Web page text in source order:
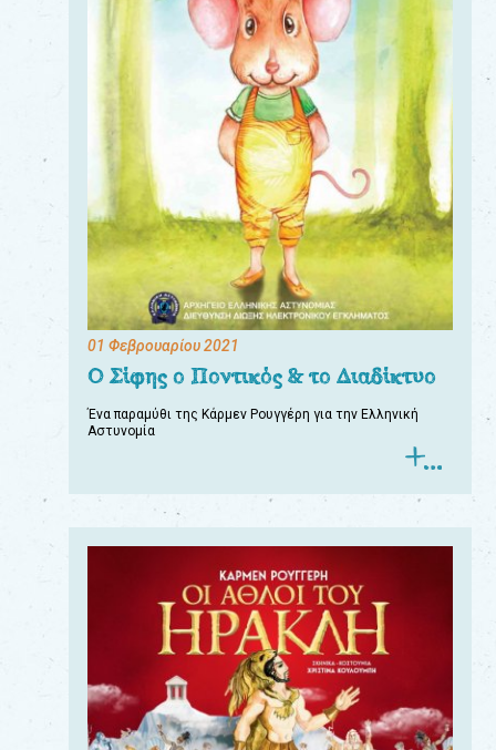
01 Φεβρουαρίου 2021
Ο Σίφης ο Ποντικός & το Διαδίκτυο
Ένα παραμύθι της Κάρμεν Ρουγγέρη για την Ελληνική
Αστυνομία